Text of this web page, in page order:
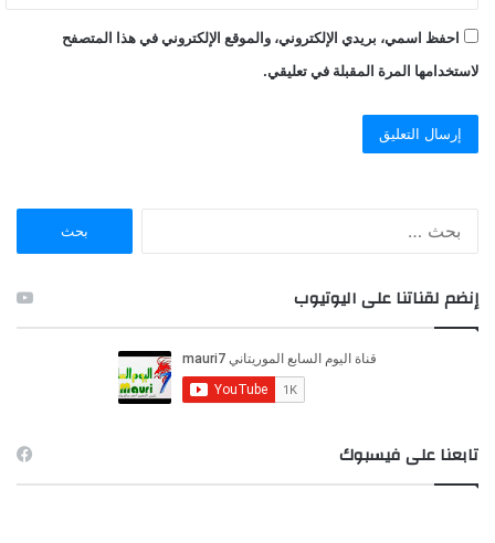
احفظ اسمي، بريدي الإلكتروني، والموقع الإلكتروني في هذا المتصفح
لاستخدامها المرة المقبلة في تعليقي.
ن
:
إنضم لقناتنا على اليوتيوب
تابعنا على فيسبوك